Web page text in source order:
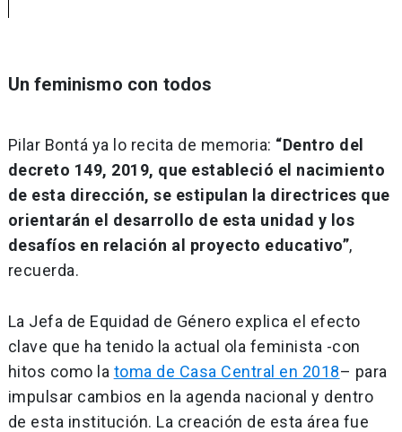
Un feminismo con todos
Pilar Bontá ya lo recita de memoria: “Dentro del
decreto 149, 2019, que estableció el nacimiento
de esta dirección, se estipulan la directrices que
orientarán el desarrollo de esta unidad y los
desafíos en relación al proyecto educativo”,
recuerda.
La Jefa de Equidad de Género explica el efecto
clave que ha tenido la actual ola feminista -con
hitos como la toma de Casa Central en 2018– para
impulsar cambios en la agenda nacional y dentro
de esta institución. La creación de esta área fue